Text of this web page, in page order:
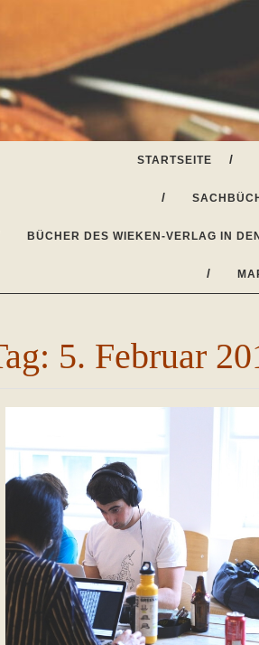
STARTSEITE
BÜCHER DES WIEKEN-VERLAG IN
5. Februar